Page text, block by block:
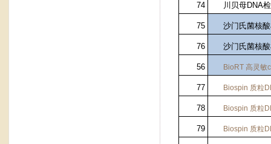
74 川贝母DNA
75 沙门氏菌核
76 沙门氏菌核
56 BioRT 高灵敏
77 Biospin 质粒
78 Biospin 质粒
79 Biospin 质粒